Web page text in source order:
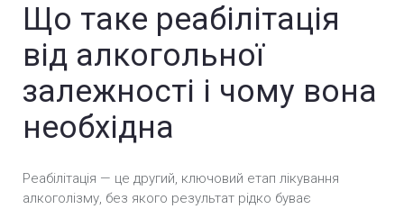
Що таке реабілітація
від алкогольної
залежності і чому вона
необхідна
Реабілітація — це другий, ключовий етап лікування
алкоголізму, без якого результат рідко буває